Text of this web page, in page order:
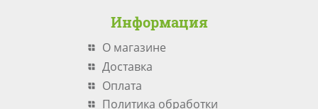
Информация
О магазине
Доставка
Оплата
Политика обработки